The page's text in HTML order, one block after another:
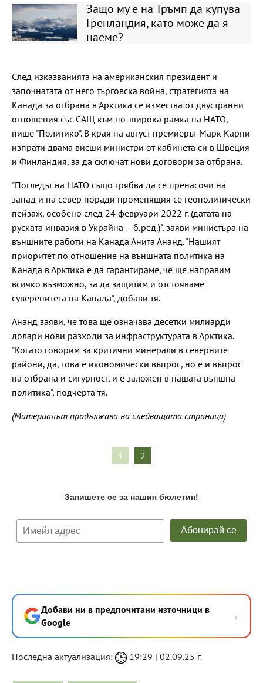
Защо му е на Тръмп да купува
Гренландия, като може да я
наеме?
След изказванията на американския президент и
започнатата от него търговска война, стратегията на
Канада за отбрана в Арктика се измества от двустранни
отношения със САЩ към по-широка рамка на НАТО,
пише "Политико". В края на август премиерът Марк Карни
изпрати двама висши министри от кабинета си в Швеция
и Финландия, за да сключат нови договори за отбрана.
"Погледът на НАТО също трябва да се пренасочи на
запад и на север поради променящия се геополитически
пейзаж, особено след 24 февруари 2022 г. (датата на
руската инвазия в Украйна – б.ред.)", заяви министъра на
външните работи на Канада Анита Ананд. "Нашият
приоритет по отношение на външната политика на
Канада в Арктика е да гарантираме, че ще направим
всичко възможно, за да защитим и отстояваме
суверенитета на Канада", добави тя.
Ананд заяви, че това ще означава десетки милиарди
долари нови разходи за инфраструктурата в Арктика.
"Когато говорим за критични минерали в северните
райони, да, това е икономически въпрос, но е и въпрос
на отбрана и сигурност, и е заложен в нашата външна
политика", подчерта тя.
(Материалът продължава на следващата страница)
1 2
Добави ни в предпочитани източници в
Google
→
Последна актуализация: 19:29 | 02.09.25 г.